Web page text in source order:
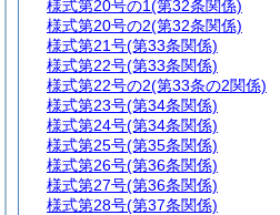
様式第20号の1(第32条関係)
様式第20号の2(第32条関係)
様式第21号(第33条関係)
様式第22号(第33条関係)
様式第22号の2(第33条の2関係)
様式第23号(第34条関係)
様式第24号(第34条関係)
様式第25号(第35条関係)
様式第26号(第36条関係)
様式第27号(第36条関係)
様式第28号(第37条関係)